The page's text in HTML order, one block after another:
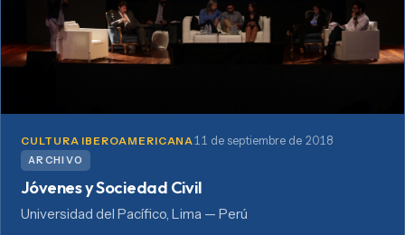
CULTURA IBEROAMERICANA 11 de septiembre de 2018
ARCHIVO
Jóvenes y Sociedad Civil
Universidad del Pacífico, Lima — Perú